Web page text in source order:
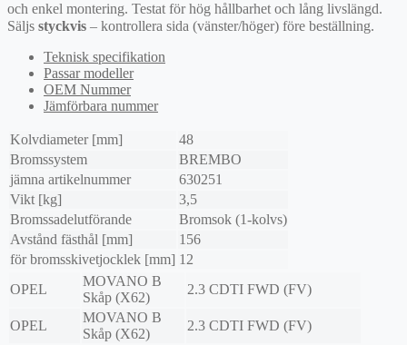
och enkel montering. Testat för hög hållbarhet och lång livslängd.
Säljs styckvis – kontrollera sida (vänster/höger) före beställning.
Teknisk specifikation
Passar modeller
OEM Nummer
Jämförbara nummer
Kolvdiameter [mm]
48
Bromssystem
BREMBO
jämna artikelnummer
630251
Vikt [kg]
3,5
Bromssadelutförande
Bromsok (1-kolvs)
Avstånd fästhål [mm]
156
för bromsskivetjocklek [mm] 12
OPEL
MOVANO B
Skåp (X62)
2.3 CDTI FWD (FV)
OPEL
MOVANO B
Skåp (X62)
2.3 CDTI FWD (FV)